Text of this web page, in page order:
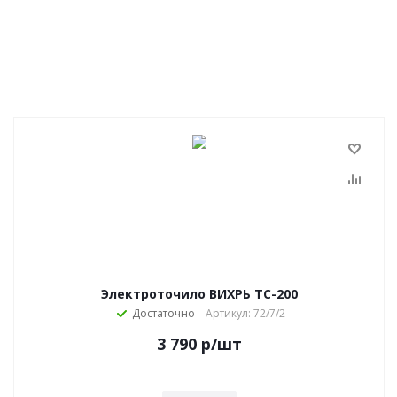
Электроточило ВИХРЬ ТС-200
Достаточно Артикул: 72/7/2
3 790 р/шт